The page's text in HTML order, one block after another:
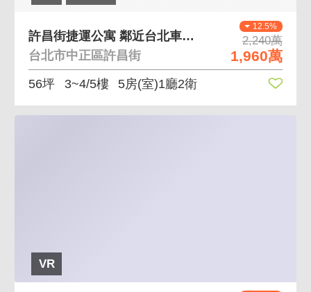
12.5%
2,240萬
1,960萬
許昌街捷運公寓 鄰近台北車站捷運站，交通方便
台北市中正區許昌街
56坪 3~4/5樓 5房(室)1廳2衛
VR